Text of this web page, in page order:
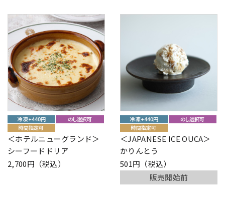
＜ホテルニューグランド＞
シーフードドリア
2,700円（税込）
＜JAPANESE ICE OUCA＞
かりんとう
501円（税込）
販売開始前